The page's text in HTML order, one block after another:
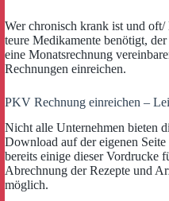
Wer chronisch krank ist und
teure Medikamente benötigt,
eine Monatsrechnung
Rechnungen einreichen.
PKV Rechnung einreichen –
Nicht alle Unternehmen bieten
Download auf der eigenen
bereits einige dieser Vordrucke
Abrechnung der Rezepte und
möglich.